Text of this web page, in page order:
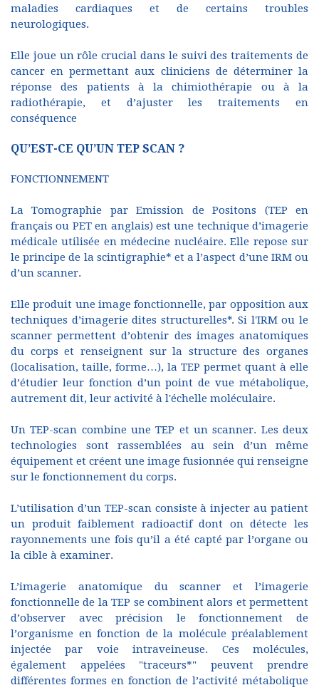
maladies cardiaques et de certains troubles
neurologiques.
Elle joue un rôle crucial dans le suivi des traitements de
cancer en permettant aux cliniciens de déterminer la
réponse des patients à la chimiothérapie ou à la
radiothérapie, et d’ajuster les traitements en
conséquence
QU’EST-CE QU’UN TEP SCAN ?
FONCTIONNEMENT
La Tomographie par Emission de Positons (TEP en
français ou PET en anglais) est une technique d’imagerie
médicale utilisée en médecine nucléaire. Elle repose sur
le principe de la scintigraphie* et a l’aspect d’une IRM ou
d’un scanner.
Elle produit une image fonctionnelle, par opposition aux
techniques d’imagerie dites structurelles*. Si l'IRM ou le
scanner permettent d’obtenir des images anatomiques
du corps et renseignent sur la structure des organes
(localisation, taille, forme…), la TEP permet quant à elle
d’étudier leur fonction d’un point de vue métabolique,
autrement dit, leur activité à l'échelle moléculaire.
Un TEP-scan combine une TEP et un scanner. Les deux
technologies sont rassemblées au sein d’un même
équipement et créent une image fusionnée qui renseigne
sur le fonctionnement du corps.
L’utilisation d’un TEP-scan consiste à injecter au patient
un produit faiblement radioactif dont on détecte les
rayonnements une fois qu’il a été capté par l’organe ou
la cible à examiner.
L’imagerie anatomique du scanner et l’imagerie
fonctionnelle de la TEP se combinent alors et permettent
d’observer avec précision le fonctionnement de
l’organisme en fonction de la molécule préalablement
injectée par voie intraveineuse. Ces molécules,
également appelées "traceurs*" peuvent prendre
différentes formes en fonction de l’activité métabolique